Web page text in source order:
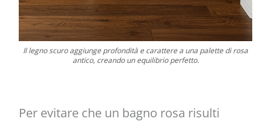
Il legno scuro aggiunge profondità e carattere a una palette di rosa
antico, creando un equilibrio perfetto.
Per evitare che un bagno rosa risulti